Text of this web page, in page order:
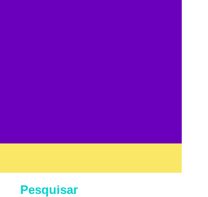
Pesquisar